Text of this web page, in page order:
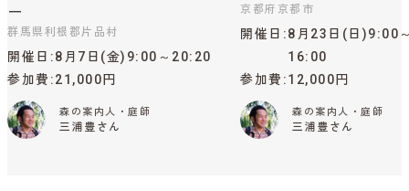
ー
群馬県利根郡片品村
開催日
8月7日(金)9:00～20:20
参加費 21,000円
森の案内人・庭師
三浦豊さん
京都府京都市
開催日
8月23日(日)9:00
16:00
参加費 12,000円
森の案内人・庭師
三浦豊さん